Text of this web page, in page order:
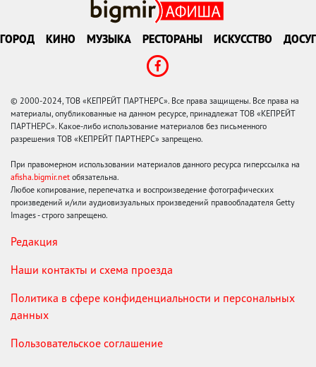
ГОРОД КИНО МУЗЫКА РЕСТОРАНЫ ИСКУССТВО ДОСУГ
© 2000-2024, ТОВ «КЕПРЕЙТ ПАРТНЕРС». Все права защищены. Все права на
материалы, опубликованные на данном ресурсе, принадлежат ТОВ «КЕПРЕЙТ
ПАРТНЕРС». Какое-либо использование материалов без письменного
разрешения ТОВ «КЕПРЕЙТ ПАРТНЕРС» запрещено.
При правомерном использовании материалов данного ресурса гиперссылка на
afisha.bigmir.net обязательна.
Любое копирование, перепечатка и воспроизведение фотографических
произведений и/или аудиовизуальных произведений правообладателя Getty
Images - строго запрещено.
Редакция
Наши контакты и схема проезда
Политика в сфере конфиденциальности и персональных
данных
Пользовательское соглашение